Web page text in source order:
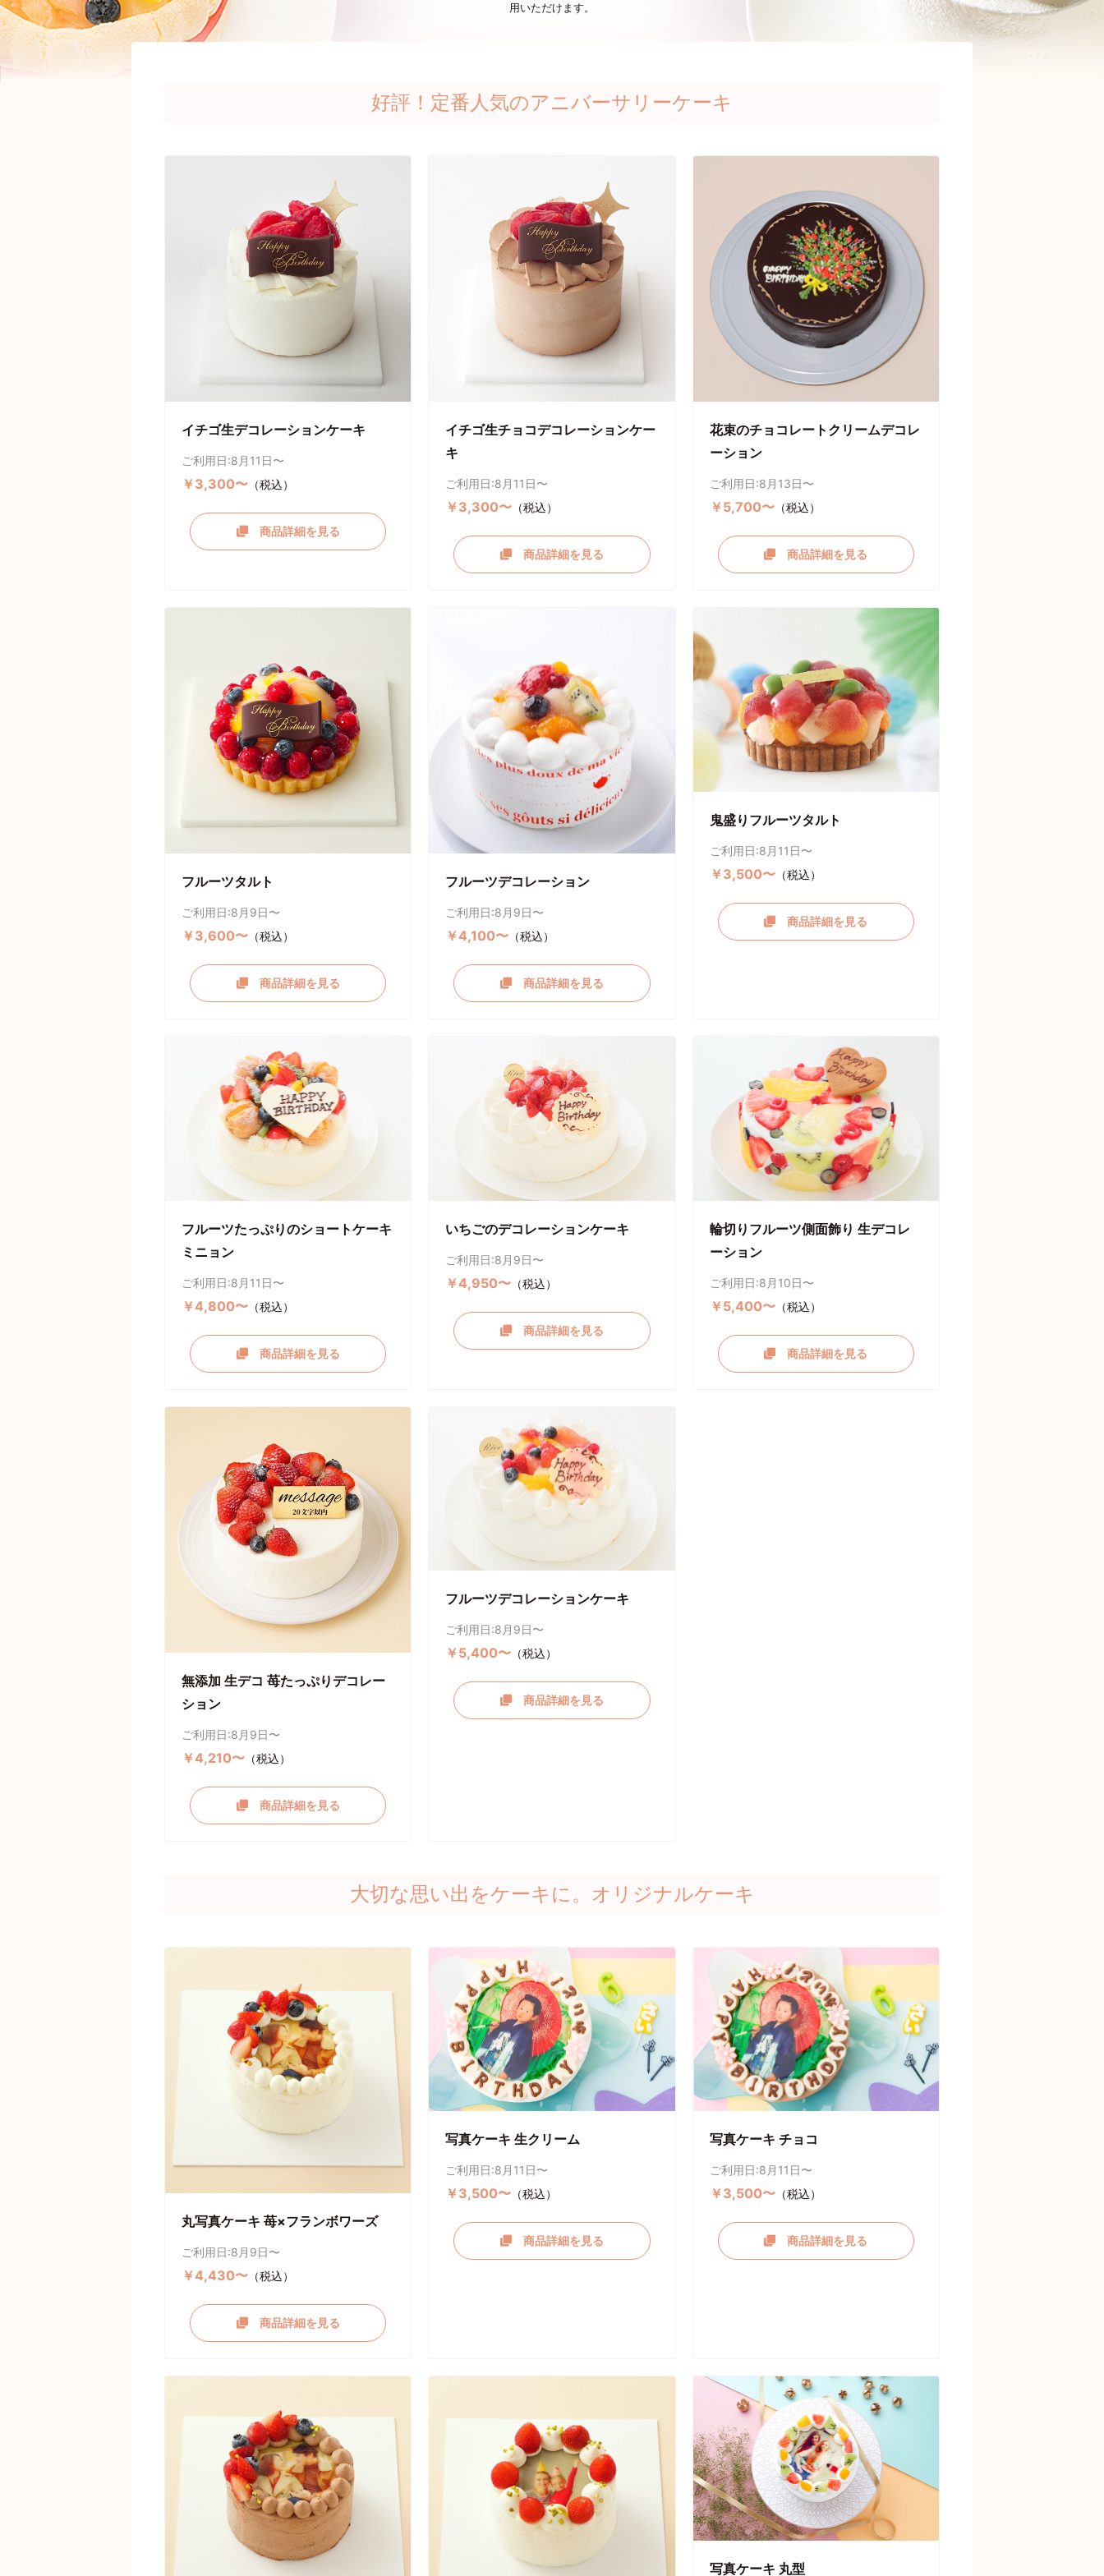
用いただけます。
好評！定番人気のアニバーサリーケーキ
イチゴ生デコレーションケーキ
ご利用日:8月11日〜
￥3,300〜 （税込）
商品詳細を見る
イチゴ生チョコデコレーションケー
キ
ご利用日:8月11日〜
￥3,300〜 （税込）
商品詳細を見る
花束のチョコレートクリームデコレ
ーション
ご利用日:8月13日〜
￥5,700〜（税込）
商品詳細を見る
フルーツタルト
ご利用日:8月9日〜
￥3,600〜 （税込）
商品詳細を見る
フルーツデコレーション
ご利用日:8月9日〜
￥4,100〜 （税込）
商品詳細を見る
鬼盛りフルーツタルト
ご利用日:8月11日〜
￥3,500〜（税込）
商品詳細を見る
フルーツたっぷりのショートケーキ
ミニョン
ご利用日:8月11日〜
￥4,800〜 （税込）
商品詳細を見る
いちごのデコレーションケーキ
ご利用日:8月9日〜
￥4,950〜 （税込）
商品詳細を見る
輪切りフルーツ側面飾り 生デコレ
ーション
ご利用日:8月10日〜
￥5,400〜（税込）
商品詳細を見る
無添加 生デコ 苺たっぷりデコレー
ション
ご利用日:8月9日〜
￥4,210〜 （税込）
商品詳細を見る
フルーツデコレーションケーキ
ご利用日:8月9日〜
￥5,400〜 （税込）
商品詳細を見る
大切な思い出をケーキに。オリジナルケーキ
丸写真ケーキ 苺×フランボワーズ
ご利用日:8月9日〜
￥4,430〜 （税込）
商品詳細を見る
写真ケーキ 生クリーム
ご利用日:8月11日〜
￥3,500〜 （税込）
商品詳細を見る
写真ケーキ チョコ
ご利用日:8月11日〜
￥3,500〜（税込）
商品詳細を見る
写真ケーキ 丸型